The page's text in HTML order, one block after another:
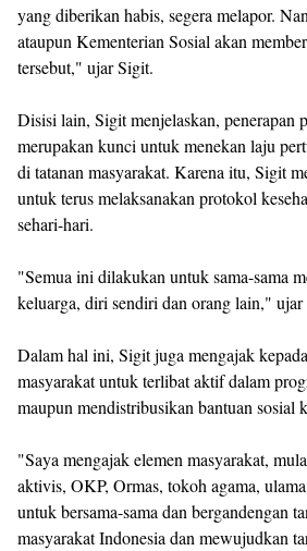
yang diberikan habis, segera melapor.
ataupun Kementerian Sosial akan
tersebut," ujar Sigit.
Disisi lain, Sigit menjelaskan, penerapan
merupakan kunci untuk menekan laju
di tatanan masyarakat. Karena itu, Sigit
untuk terus melaksanakan protokol
sehari-hari.
"Semua ini dilakukan untuk sama-sama
keluarga, diri sendiri dan orang lain," ujar
Dalam hal ini, Sigit juga mengajak
masyarakat untuk terlibat aktif dalam
maupun mendistribusikan bantuan sosial
"Saya mengajak elemen masyarakat,
aktivis, OKP, Ormas, tokoh agama,
untuk bersama-sama dan bergandengan
masyarakat Indonesia dan mewujudkan